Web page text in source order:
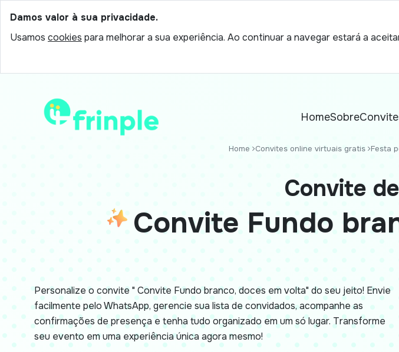
Damos valor à sua privacidade.
Usamos cookies para melhorar a sua experiência. Ao continuar a navegar estará a
HomeSobre
Home Convites online virtuais gratis Festa
Convite
Convite Fundo
Personalize o convite " Convite Fundo branco, doces em volta" do seu jeito! Envie
facilmente pelo WhatsApp, gerencie sua lista de convidados, acompanhe as
confirmações de presença e tenha tudo organizado em um só lugar. Transforme
seu evento em uma experiência única agora mesmo!